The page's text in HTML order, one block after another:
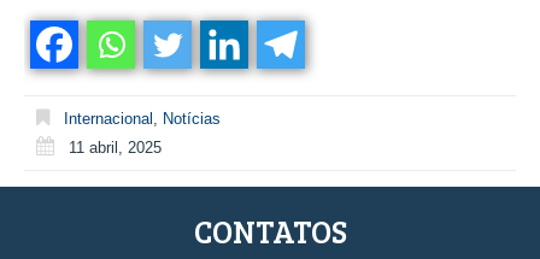
Internacional , Notícias
11 abril, 2025
CONTATOS